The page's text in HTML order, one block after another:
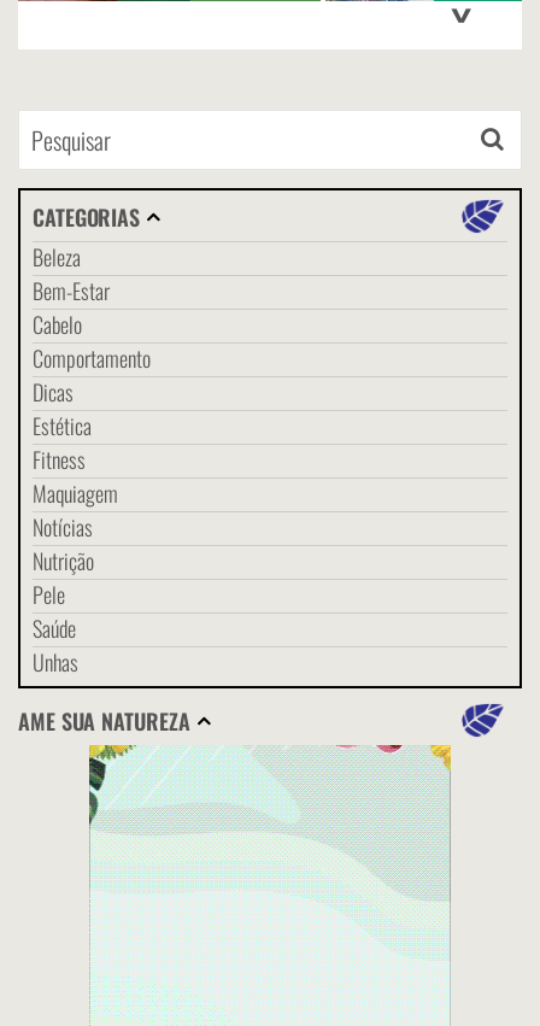
>
CATEGORIAS
Beleza
Bem-Estar
Cabelo
Comportamento
Dicas
Estética
Fitness
Maquiagem
Notícias
Nutrição
Pele
Saúde
Unhas
AME SUA NATUREZA